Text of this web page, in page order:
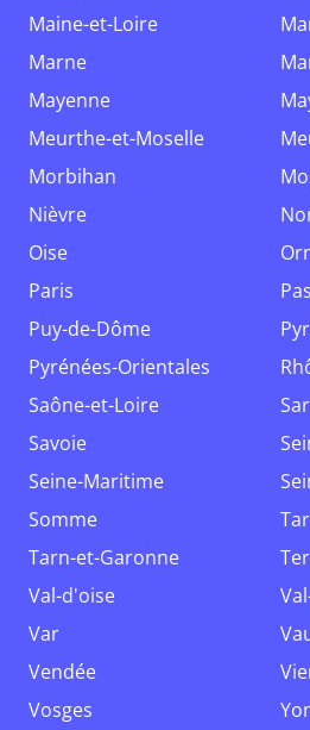
Maine-et-Loire
Marne
Mayenne
Meurthe-et-Moselle
Morbihan
Nièvre
Oise
Paris
Puy-de-Dôme
Pyrénées-Orientales
Saône-et-Loire
Savoie
Seine-Maritime
Somme
Tarn-et-Garonne
Val-d'oise
Var
Vendée
Vosges